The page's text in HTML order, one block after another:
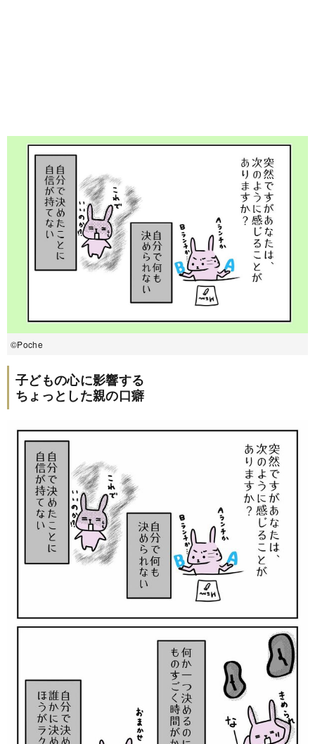
©Poche
子どもの心に影響する
ちょっとした親の口癖